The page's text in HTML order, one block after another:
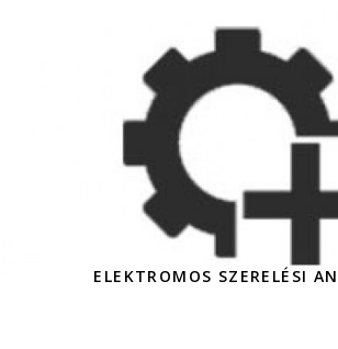
ELEKTROMOS SZERELÉSI